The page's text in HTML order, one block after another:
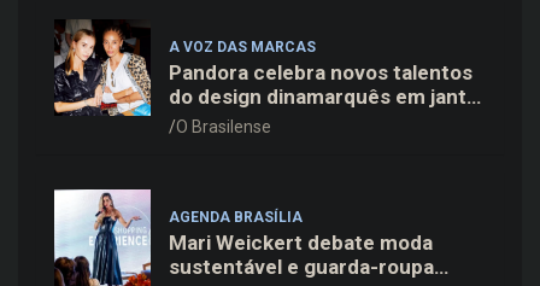
A VOZ DAS MARCAS
Pandora celebra novos talentos
do design dinamarquês em jantar
exclusivo no restaurante Daphne
O Brasilense
AGENDA BRASÍLIA
Mari Weickert debate moda
sustentável e guarda-roupa